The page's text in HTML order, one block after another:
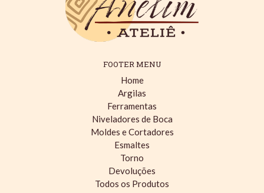
FOOTER MENU
Home
Argilas
Ferramentas
Niveladores de Boca
Moldes e Cortadores
Esmaltes
Torno
Devoluções
Todos os Produtos